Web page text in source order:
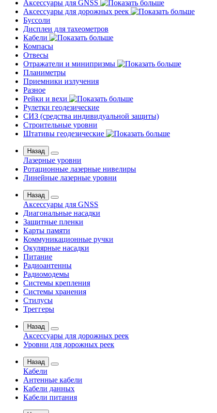
Аксессуары для GNSS
Аксессуары для дорожных реек
Буссоли
Дисплеи для тахеометров
Кабели
Компасы
Отвесы
Отражатели и минипризмы
Планиметры
Приемники излучения
Разное
Рейки и вехи
Рулетки геодезические
СИЗ (средства индивидуальной защиты)
Строительные уровни
Штативы геодезические
Назад
Лазерные уровни
Ротационные лазерные нивелиры
Линейные лазерные уровни
Назад
Аксессуары для GNSS
Диагональные насадки
Защитные пленки
Карты памяти
Коммуникационные ручки
Окулярные насадки
Питание
Радиоантенны
Радиомодемы
Системы крепления
Системы хранения
Стилусы
Треггеры
Назад
Аксессуары для дорожных реек
Уровни для дорожных реек
Назад
Кабели
Антенные кабели
Кабели данных
Кабели питания